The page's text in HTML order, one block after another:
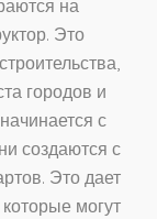
на
Это
городов и
с
создаются с
Это дает
могут